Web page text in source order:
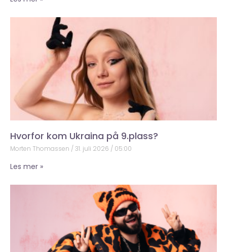
Hvorfor kom Ukraina på 9.plass?
Morten Thomassen 31. juli 2026 05:00
Les mer »